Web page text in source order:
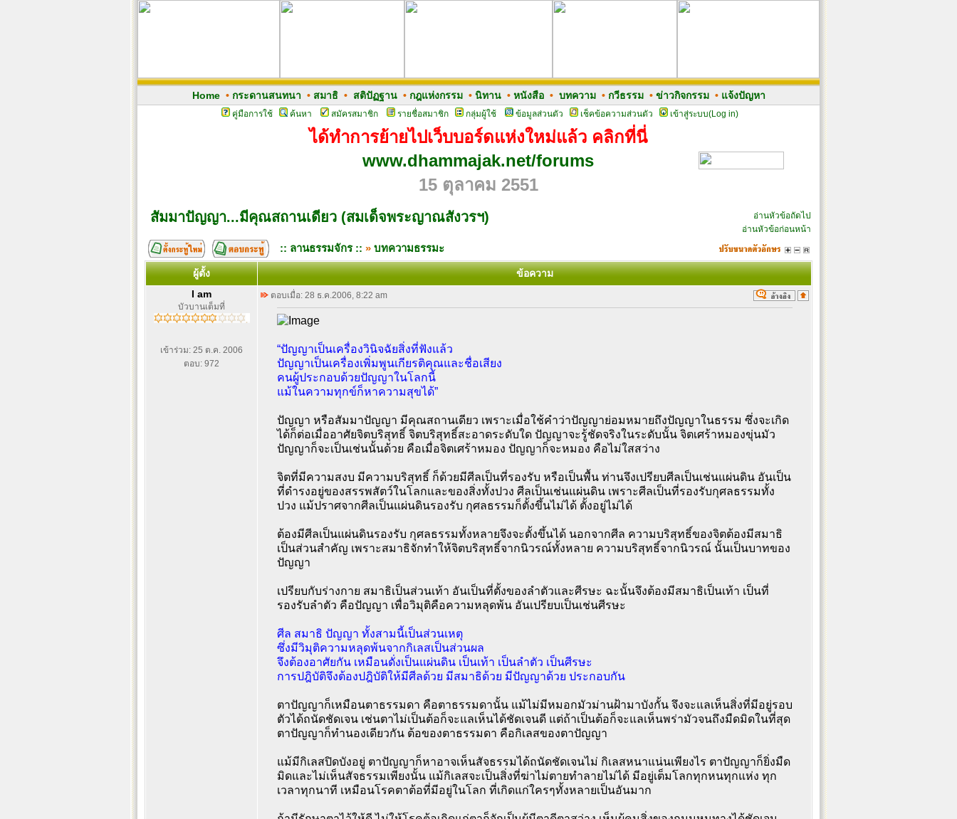
Home• กระดานสนทนา • สมาธิ• สติปัฏฐาน• กฎแห่งกรรม• นิทาน• หนังสือ• บทความ• กวีธรรม• ข่าวกิจกรรม• แจ้งปัญหา
คู่มือการใช้ ค้นหา สมัครสมาชิก รายชื่อสมาชิก กลุ่มผู้ใช้ ข้อมูลส่วนตัว เช็คข้อความส่วนตัว เข้าสู่ระบบ(Log in)
ได้ทำการย้ายไปเว็บบอร์ดแห่งใหม่แล้ว คลิกที่นี่
www.dhammajak.net/forums
15 ตุลาคม 2551
สัมมาปัญญา...มีคุณสถานเดียว (สมเด็จพระญาณสังวรฯ)
อ่านหัวข้อถัดไป
อ่านหัวข้อก่อนหน้า
:: ลานธรรมจักร :: » บทความธรรมะ
ผู้ตั้ง
ข้อความ
I am
บัวบานเต็มที่
เข้าร่วม: 25 ต.ค. 2006
ตอบ: 972
ตอบเมื่อ: 28 ธ.ค.2006, 8:22 am
“ปัญญาเป็นเครื่องวินิจฉัยสิ่งที่ฟังแล้ว
ปัญญาเป็นเครื่องเพิ่มพูนเกียรติคุณและชื่อเสียง
คนผู้ประกอบด้วยปัญญาในโลกนี้
แม้ในความทุกข์ก็หาความสุขได้”
ปัญญา หรือสัมมาปัญญา มีคุณสถานเดียว เพราะเมื่อใช้คำว่าปัญญาย่อมหมายถึงปัญญาในธรรม ซึ่งจะเกิด
ได้ก็ต่อเมื่ออาศัยจิตบริสุทธิ์ จิตบริสุทธิ์สะอาดระดับใด ปัญญาจะรู้ชัดจริงในระดับนั้น จิตเศร้าหมองขุ่นมัว
ปัญญาก็จะเป็นเช่นนั้นด้วย คือเมื่อจิตเศร้าหมอง ปัญญาก็จะหมอง คือไม่ใสสว่าง
จิตที่มีความสงบ มีความบริสุทธิ์ ก็ด้วยมีศีลเป็นที่รองรับ หรือเป็นพื้น ท่านจึงเปรียบศีลเป็นเช่นแผ่นดิน อันเป็น
ที่ดำรงอยู่ของสรรพสัตว์ในโลกและของสิ่งทั้งปวง ศีลเป็นเช่นแผ่นดิน เพราะศีลเป็นที่รองรับกุศลธรรมทั้ง
ปวง แม้ปราศจากศีลเป็นแผ่นดินรองรับ กุศลธรรมก็ตั้งขึ้นไม่ได้ ตั้งอยู่ไม่ได้
ต้องมีศีลเป็นแผ่นดินรองรับ กุศลธรรมทั้งหลายจึงจะตั้งขึ้นได้ นอกจากศีล ความบริสุทธิ์ของจิตต้องมีสมาธิ
เป็นส่วนสำคัญ เพราะสมาธิจักทำให้จิตบริสุทธิ์จากนิวรณ์ทั้งหลาย ความบริสุทธิ์จากนิวรณ์ นั้นเป็นบาทของ
ปัญญา
เปรียบกับร่างกาย สมาธิเป็นส่วนเท้า อันเป็นที่ตั้งของลำตัวและศีรษะ ฉะนั้นจึงต้องมีสมาธิเป็นเท้า เป็นที่
รองรับลำตัว คือปัญญา เพื่อวิมุติคือความหลุดพ้น อันเปรียบเป็นเช่นศีรษะ
ศีล สมาธิ ปัญญา ทั้งสามนี้เป็นส่วนเหตุ
ซึ่งมีวิมุติความหลุดพ้นจากกิเลสเป็นส่วนผล
จึงต้องอาศัยกัน เหมือนดั่งเป็นแผ่นดิน เป็นเท้า เป็นลำตัว เป็นศีรษะ
การปฎิบัติจึงต้องปฎิบัติให้มีศีลด้วย มีสมาธิด้วย มีปัญญาด้วย ประกอบกัน
ตาปัญญาก็เหมือนตาธรรมดา คือตาธรรมดานั้น แม้ไม่มีหมอกมัวม่านฝ้ามาบังกั้น จึงจะแลเห็นสิ่งที่มีอยู่รอบ
ตัวได้ถนัดชัดเจน เช่นตาไม่เป็นต้อก็จะแลเห็นได้ชัดเจนดี แต่ถ้าเป็นต้อก็จะแลเห็นพร่ามัวจนถึงมืดมิดในที่สุด
ตาปัญญาก็ทำนองเดียวกัน ต้อของตาธรรมดา คือกิเลสของตาปัญญา
แม้มีกิเลสปิดบังอยู่ ตาปัญญาก็หาอาจเห็นสัจธรรมได้ถนัดชัดเจนไม่ กิเลสหนาแน่นเพียงไร ตาปัญญาก็ยิ่งมืด
มิดและไม่เห็นสัจธรรมเพียงนั้น แม้กิเลสจะเป็นสิ่งที่ฆ่าไม่ตายทำลายไม่ได้ มีอยู่เต็มโลกทุกหนทุกแห่ง ทุก
เวลาทุกนาที เหมือนโรคตาต้อที่มีอยู่ในโลก ที่เกิดแก่ใครๆทั้งหลายเป็นอันมาก